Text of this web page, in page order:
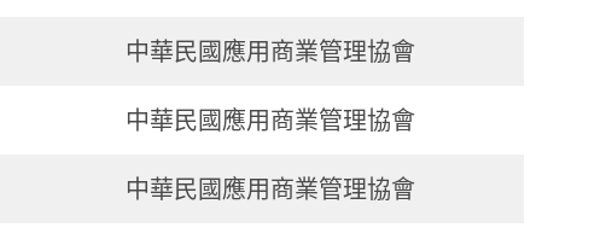
中華民國應用商業管理協會
中華民國應用商業管理協會
中華民國應用商業管理協會